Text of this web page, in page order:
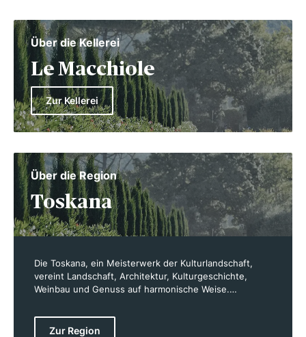
Über die Kellerei
Le Macchiole
Zur Kellerei
Über die Region
Toskana
Die Toskana, ein Meisterwerk der Kulturlandschaft,
vereint Landschaft, Architektur, Kulturgeschichte,
Weinbau und Genuss auf harmonische Weise.
haben die anmutige Region verewigt. Schon vor den
Römern pflanzten die Etrusker Rebstöcke, und die
Zur Region